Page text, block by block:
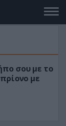
σου με το
με